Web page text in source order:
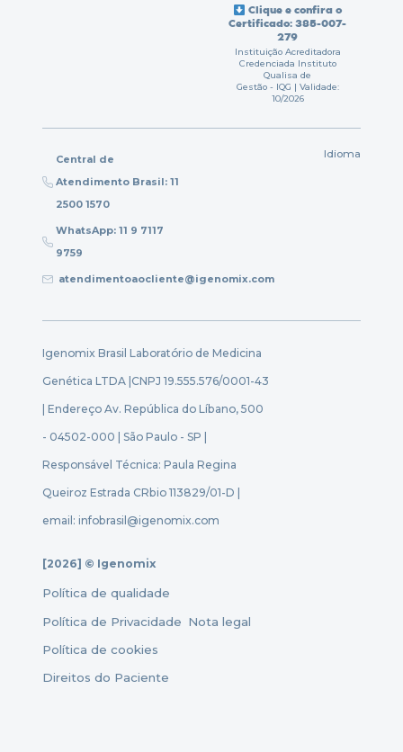
Clique e confira o
Certificado: 385-007-
279
Instituição Acreditadora
Credenciada Instituto
Qualisa de
Gestão - IQG | Validade:
10/2026
Central de
Atendimento Brasil: 11
2500 1570
WhatsApp: 11 9 7117
9759
atendimentoaocliente@igenomix.com
Idioma
Igenomix Brasil Laboratório de Medicina
Genética LTDA |CNPJ 19.555.576/0001-43
| Endereço Av. República do Líbano, 500
- 04502-000 | São Paulo - SP |
Responsável Técnica: Paula Regina
Queiroz Estrada CRbio 113829/01-D |
email: infobrasil@igenomix.com
[2026] © Igenomix
Política de qualidade
Política de Privacidade Nota legal
Política de cookies
Direitos do Paciente